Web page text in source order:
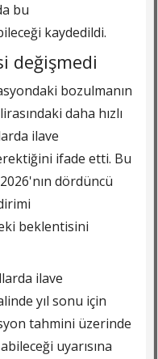
bu
kaydedildi.
değişmedi
bozulmanın
daha hızlı
ilave
ifade etti. Bu
dördüncü
beklentisini
ilave
yıl sonu için
tahmini üzerinde
uyarısına